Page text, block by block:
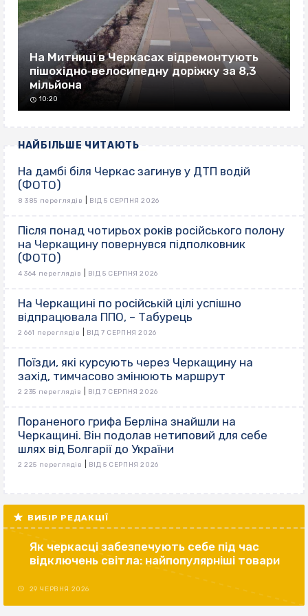
На Митниці в Черкасах відремонтують
пішохідно‐велосипедну доріжку за 8,3
мільйона
10:20
НАЙБІЛЬШЕ ЧИТАЮТЬ
На дамбі біля Черкас загинув у ДТП водій
(ФОТО)
8 385 переглядів ВІД 5 СЕРПНЯ 2026
Після понад чотирьох років російського полону
на Черкащину повернувся підполковник
(ФОТО)
4 364 переглядів ВІД 5 СЕРПНЯ 2026
На Черкащині по російській цілі успішно
відпрацювала ППО, – Табурець
2 661 переглядів ВІД 7 СЕРПНЯ 2026
Поїзди, які курсують через Черкащину на
захід, тимчасово змінюють маршрут
2 235 переглядів ВІД 7 СЕРПНЯ 2026
Пораненого грифа Берліна знайшли на
Черкащині. Він подолав нетиповий для себе
шлях від Болгарії до України
2 225 переглядів ВІД 5 СЕРПНЯ 2026
ВИБІР РЕДАКЦІЇ
Як черкасці забезпечують себе під час
відключень світла: найпопулярніші товари
29 ЧЕРВНЯ 2026